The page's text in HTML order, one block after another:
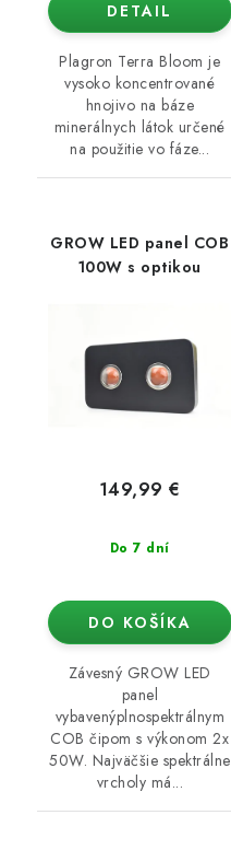
DETAIL
Plagron Terra Bloom je
vysoko koncentrované
hnojivo na báze
minerálnych látok určené
na použitie vo fáze...
GROW LED panel COB
100W s optikou
Do 7 dní
149,99 €
DO KOŠÍKA
Závesný GROW LED
panel
vybavenýplnospektrálnym
COB čipom s výkonom 2x
50W. Najväčšie spektrálne
vrcholy má...